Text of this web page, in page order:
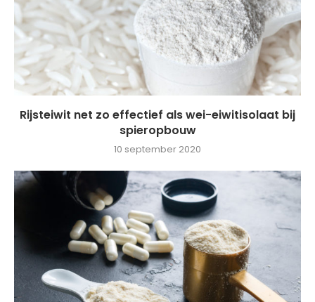
Rijsteiwit net zo effectief als wei-eiwitisolaat bij
spieropbouw
10 september 2020